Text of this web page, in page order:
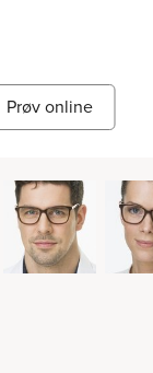
Prøv online